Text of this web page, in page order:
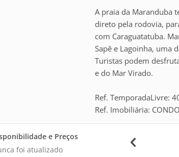
A praia da Maranduba
direto pela rodovia,
com Caraguatatuba.
Sapê e Lagoinha, uma
Turistas podem
e do Mar Virado.
Ref. TemporadaLivre:
Ref. Imobiliária:
e Preços
foi atualizado